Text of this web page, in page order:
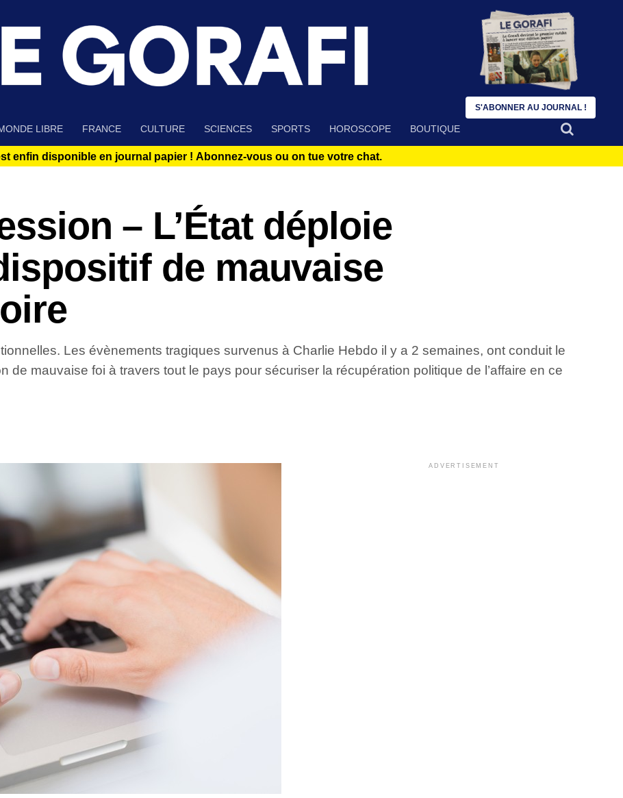
LIBRE FRANCE CULTURE SCIENCES SPORTS HOROSCOPE BOUTIQUE
enfin disponible en journal papier ! Abonnez-vous ou on tue votre chat.
– L’État déploie
de mauvaise
Les évènements tragiques survenus à Charlie Hebdo il y a 2 semaines, ont conduit le
de mauvaise foi à travers tout le pays pour sécuriser la récupération politique de l’affaire en ce
ADVERTISEMENT
S'ABONNER AU JOURNAL !